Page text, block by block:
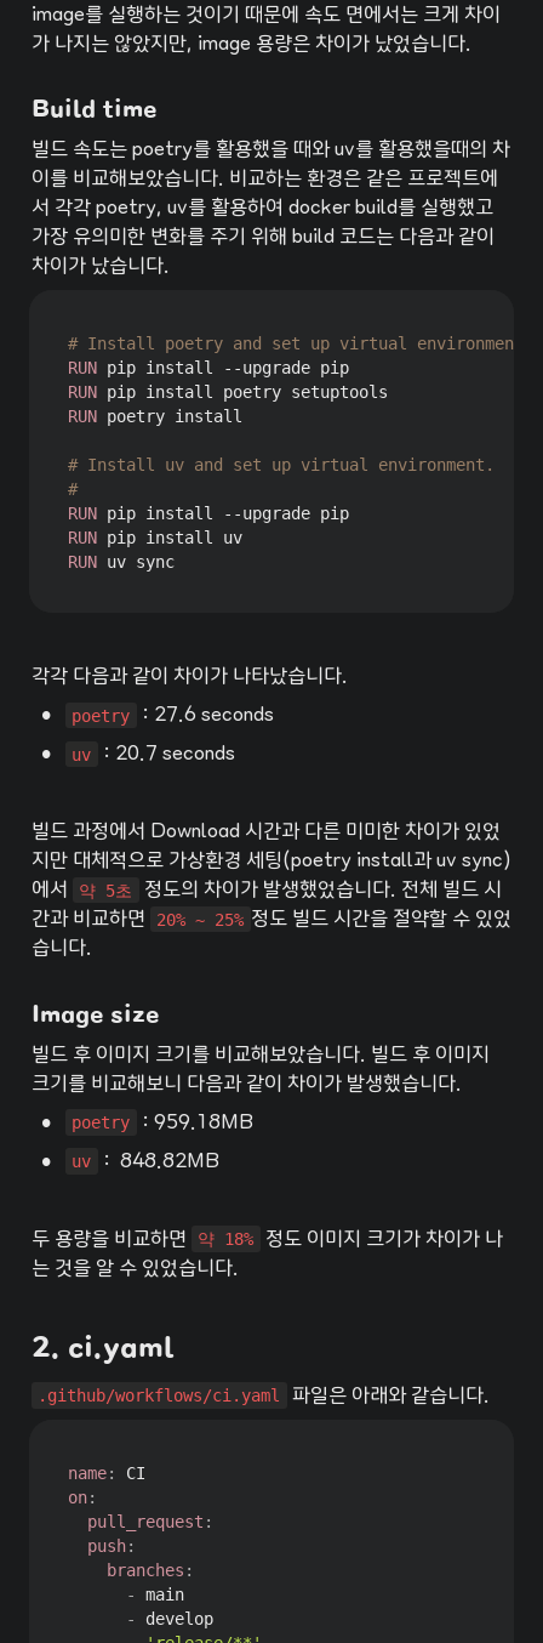
image를 실행하는 것이기 때문에 속도 면에서는 크게 차이
가 나지는 않았지만, image 용량은 차이가 났었습니다.
Build time
빌드 속도는 poetry를 활용했을 때와 uv를 활용했을때의 차
이를 비교해보았습니다. 비교하는 환경은 같은 프로젝트에
서 각각 poetry, uv를 활용하여 docker build를 실행했고
가장 유의미한 변화를 주기 위해 build 코드는 다음과 같이
차이가 났습니다.
# Install poetry and set up virtual environment.
RUN pip install --upgrade pip
RUN pip install poetry setuptools
RUN poetry install
# Install uv and set up virtual environment.
#
RUN pip install --upgrade pip
RUN pip install uv
RUN uv sync
각각 다음과 같이 차이가 나타났습니다.
• poetry : 27.6 seconds
• uv : 20.7 seconds
빌드 과정에서 Download 시간과 다른 미미한 차이가 있었
지만 대체적으로 가상환경 세팅(poetry install과 uv sync)
에서
약 5초
정도의 차이가 발생했었습니다. 전체 빌드 시
간과 비교하면
20% ~ 25% 정도 빌드 시간을 절약할 수 있었
습니다.
Image size
빌드 후 이미지 크기를 비교해보았습니다. 빌드 후 이미지
크기를 비교해보니 다음과 같이 차이가 발생했습니다.
• poetry : 959.18MB
• uv :  848.82MB
두 용량을 비교하면 약 18%
정도 이미지 크기가 차이가 나
는 것을 알 수 있었습니다.
2. ci.yaml
.github/workflows/ci.yaml 파일은 아래와 같습니다.
name:
on:
pull_request :
push:
branches :
-
main
-
develop